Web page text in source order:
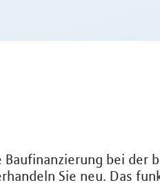
bei der
Sie neu. Das